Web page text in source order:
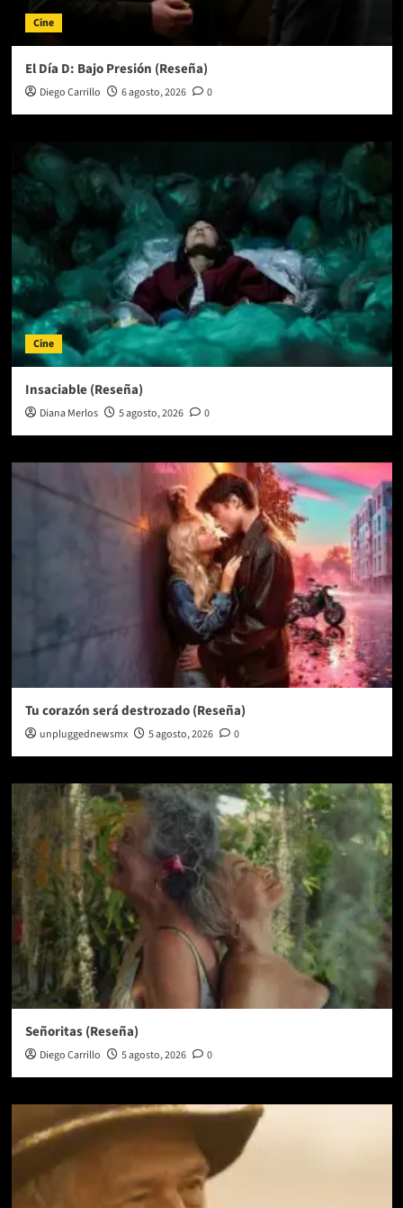
Cine
El Día D: Bajo Presión (Reseña)
Diego Carrillo 6 agosto, 2026 0
Cine
Insaciable (Reseña)
Diana Merlos 5 agosto, 2026 0
Tu corazón será destrozado (Reseña)
unpluggednewsmx 5 agosto, 2026 0
Señoritas (Reseña)
Diego Carrillo 5 agosto, 2026 0